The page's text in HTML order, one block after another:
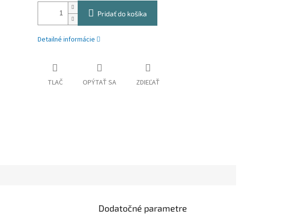
Pridať do košíka
Detailné informácie
TLAČ OPÝTAŤ SA ZDIEĽAŤ
Dodatočné parametre